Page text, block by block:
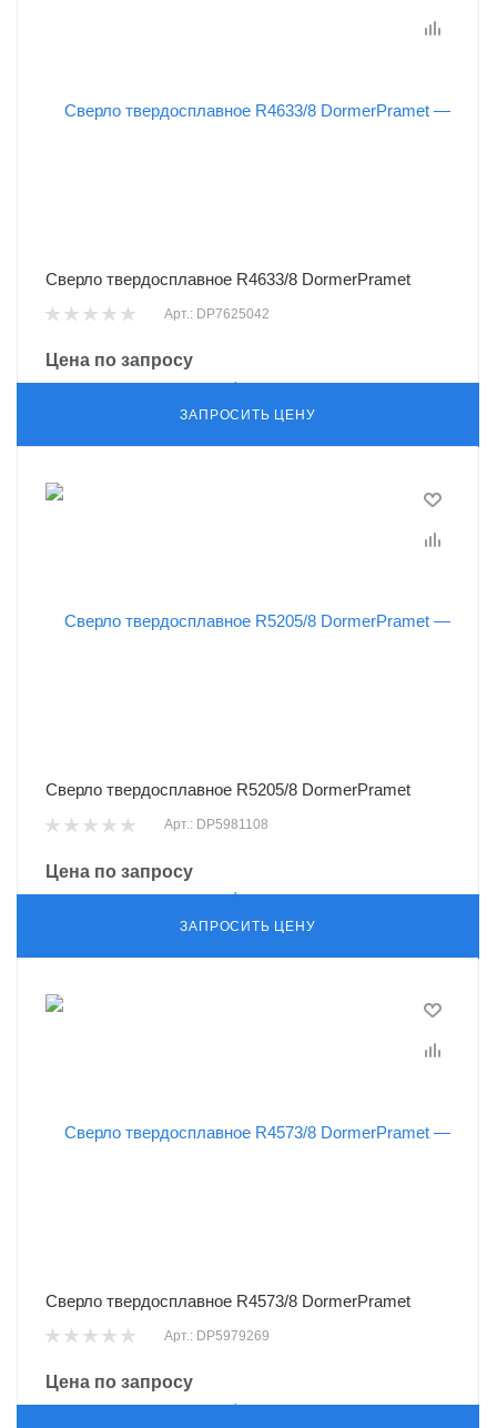
Сверло твердосплавное R4633/8 DormerPramet
Арт.: DP7625042
Цена по запросу
ЗАПРОСИТЬ ЦЕНУ
Сверло твердосплавное R5205/8 DormerPramet
Арт.: DP5981108
Цена по запросу
ЗАПРОСИТЬ ЦЕНУ
Сверло твердосплавное R4573/8 DormerPramet
Арт.: DP5979269
Цена по запросу